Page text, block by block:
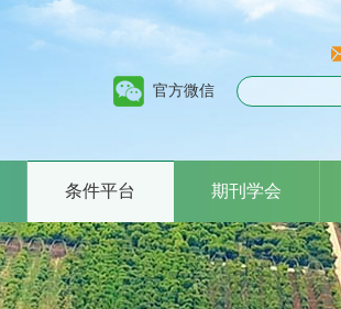
官方微信
条件平台 期刊学会